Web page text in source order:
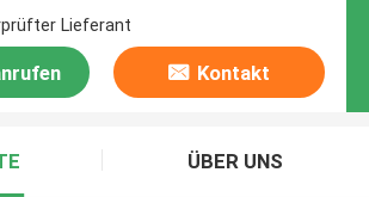
Lieferant
Kontakt
ÜBER UNS